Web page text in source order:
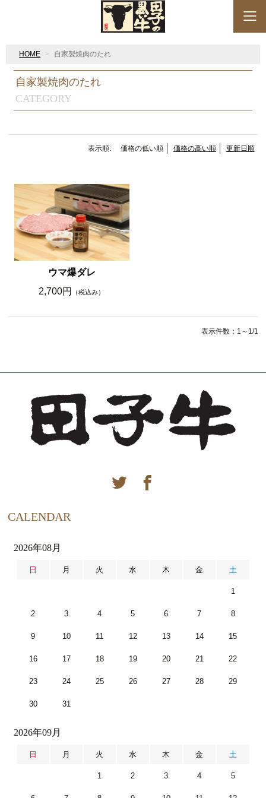
HOME 自家製焼肉のたれ
CATEGORY
自家製焼肉のたれ
表示順: 価格の低い順 価格の高い順 更新日順
ウマ爆ダレ
2,700円
（税込み）
表示件数：1～1/1
CALENDAR
2026年08月
日 月 火 水 木 金 土
1
2 3 4 5 6 7 8
9 10 11 12 13 14 15
16 17 18 19 20 21 22
23 24 25 26 27 28 29
30 31
2026年09月
日 月 火 水 木 金 土
1 2 3 4 5